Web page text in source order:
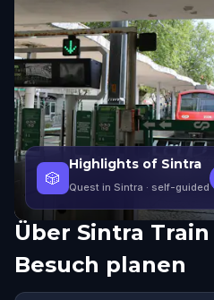
🎲
Highlights of Sintra
Quest in Sintra · self-guided
Über Sintra
Besuch planen